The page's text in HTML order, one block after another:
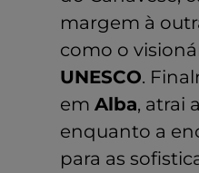
margem à
como o
UNESCO.
em Alba, atrai
enquanto a
para as